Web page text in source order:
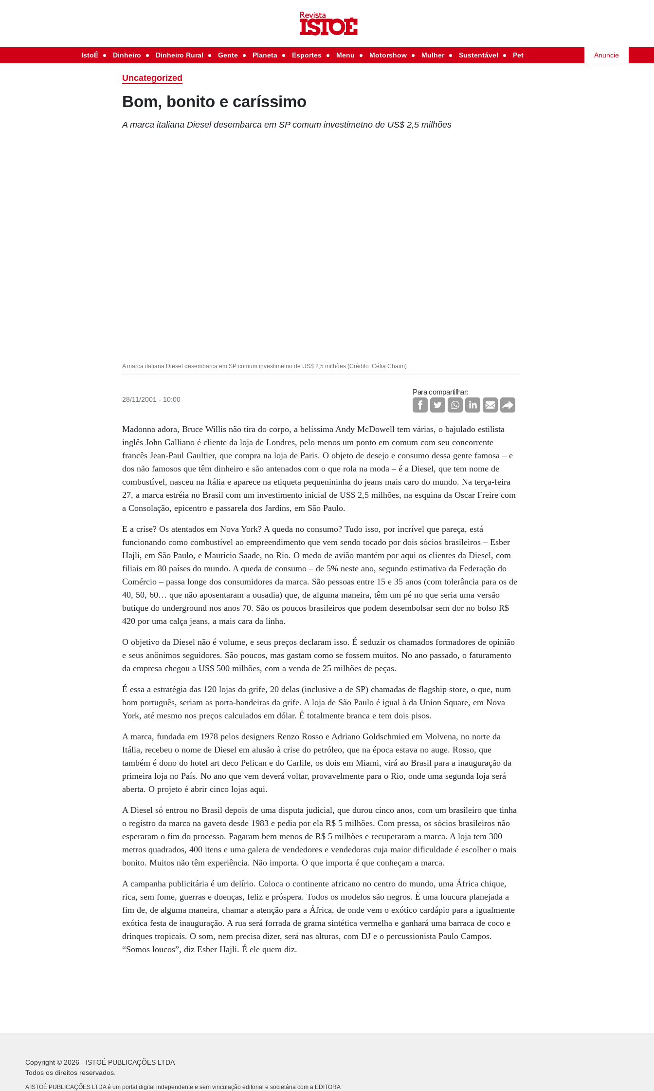
IstoÉ Dinheiro Dinheiro Rural Gente Planeta Esportes Menu Motorshow Mulher Sustentável Pet Anuncie
Uncategorized
Bom, bonito e caríssimo
A marca italiana Diesel desembarca em SP comum investimetno de US$ 2,5 milhões
A marca italiana Diesel desembarca em SP comum investimetno de US$ 2,5 milhões (Crédito: Célia Chaim)
28/11/2001 - 10:00
Para compartilhar:
Madonna adora, Bruce Willis não tira do corpo, a belíssima Andy McDowell tem várias, o bajulado estilista
inglês John Galliano é cliente da loja de Londres, pelo menos um ponto em comum com seu concorrente
francês Jean-Paul Gaultier, que compra na loja de Paris. O objeto de desejo e consumo dessa gente famosa – e
dos não famosos que têm dinheiro e são antenados com o que rola na moda – é a Diesel, que tem nome de
combustível, nasceu na Itália e aparece na etiqueta pequenininha do jeans mais caro do mundo. Na terça-feira
27, a marca estréia no Brasil com um investimento inicial de US$ 2,5 milhões, na esquina da Oscar Freire com
a Consolação, epicentro e passarela dos Jardins, em São Paulo.
E a crise? Os atentados em Nova York? A queda no consumo? Tudo isso, por incrível que pareça, está
funcionando como combustível ao empreendimento que vem sendo tocado por dois sócios brasileiros – Esber
Hajli, em São Paulo, e Maurício Saade, no Rio. O medo de avião mantém por aqui os clientes da Diesel, com
filiais em 80 países do mundo. A queda de consumo – de 5% neste ano, segundo estimativa da Federação do
Comércio – passa longe dos consumidores da marca. São pessoas entre 15 e 35 anos (com tolerância para os de
40, 50, 60… que não aposentaram a ousadia) que, de alguma maneira, têm um pé no que seria uma versão
butique do underground nos anos 70. São os poucos brasileiros que podem desembolsar sem dor no bolso R$
420 por uma calça jeans, a mais cara da linha.
O objetivo da Diesel não é volume, e seus preços declaram isso. É seduzir os chamados formadores de opinião
e seus anônimos seguidores. São poucos, mas gastam como se fossem muitos. No ano passado, o faturamento
da empresa chegou a US$ 500 milhões, com a venda de 25 milhões de peças.
É essa a estratégia das 120 lojas da grife, 20 delas (inclusive a de SP) chamadas de flagship store, o que, num
bom português, seriam as porta-bandeiras da grife. A loja de São Paulo é igual à da Union Square, em Nova
York, até mesmo nos preços calculados em dólar. É totalmente branca e tem dois pisos.
A marca, fundada em 1978 pelos designers Renzo Rosso e Adriano Goldschmied em Molvena, no norte da
Itália, recebeu o nome de Diesel em alusão à crise do petróleo, que na época estava no auge. Rosso, que
também é dono do hotel art deco Pelican e do Carlile, os dois em Miami, virá ao Brasil para a inauguração da
primeira loja no País. No ano que vem deverá voltar, provavelmente para o Rio, onde uma segunda loja será
aberta. O projeto é abrir cinco lojas aqui.
A Diesel só entrou no Brasil depois de uma disputa judicial, que durou cinco anos, com um brasileiro que tinha
o registro da marca na gaveta desde 1983 e pedia por ela R$ 5 milhões. Com pressa, os sócios brasileiros não
esperaram o fim do processo. Pagaram bem menos de R$ 5 milhões e recuperaram a marca. A loja tem 300
metros quadrados, 400 itens e uma galera de vendedores e vendedoras cuja maior dificuldade é escolher o mais
bonito. Muitos não têm experiência. Não importa. O que importa é que conheçam a marca.
A campanha publicitária é um delírio. Coloca o continente africano no centro do mundo, uma África chique,
rica, sem fome, guerras e doenças, feliz e próspera. Todos os modelos são negros. É uma loucura planejada a
fim de, de alguma maneira, chamar a atenção para a África, de onde vem o exótico cardápio para a igualmente
exótica festa de inauguração. A rua será forrada de grama sintética vermelha e ganhará uma barraca de coco e
drinques tropicais. O som, nem precisa dizer, será nas alturas, com DJ e o percussionista Paulo Campos.
“Somos loucos”, diz Esber Hajli. É ele quem diz.
Copyright © 2026 - ISTOÉ PUBLICAÇÕES LTDA
Todos os direitos reservados.
A ISTOÉ PUBLICAÇÕES LTDA é um portal digital independente e sem vinculação editorial e societária com a EDITORA